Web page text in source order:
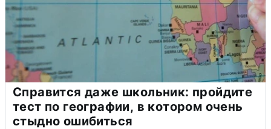
Справится даже школьник: пройдите
тест по географии, в котором очень
стыдно ошибиться